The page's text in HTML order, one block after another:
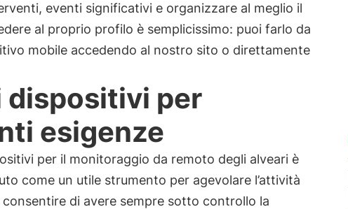
eventi significativi e organizzare al meglio il
al proprio profilo è semplicissimo: puoi farlo da
mobile accedendo al nostro sito o direttamente
dispositivi per
esigenze
per il monitoraggio da remoto degli alveari è
come un utile strumento per agevolare l’attività
consentire di avere sempre sotto controllo la